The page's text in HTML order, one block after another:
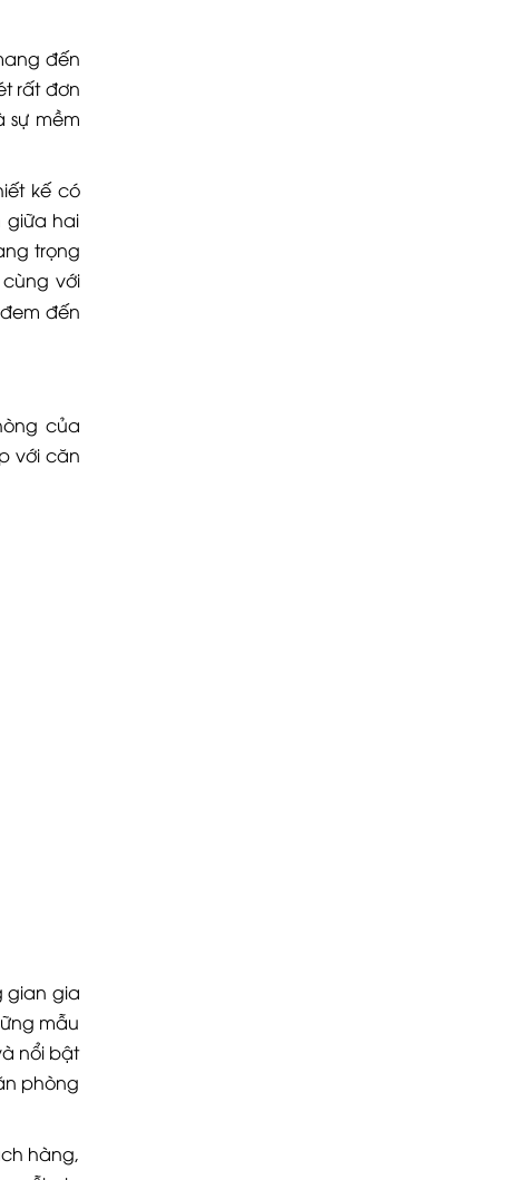
đến
rất đơn
sự mềm
kế có
giữa hai
trọng
với
đến
của
với căn
gian gia
mẫu
nổi bật
phòng
hàng,